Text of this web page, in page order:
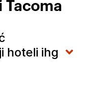
Tacoma
hoteli ihg